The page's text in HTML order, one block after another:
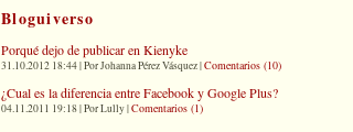
Bloguiverso
Porqué dejo de publicar en Kienyke
31.10.2012 18:44 | Por Johanna Pérez Vásquez |Comentarios (10)
¿Cual es la diferencia entre Facebook y Google Plus?
04.11.2011 19:18 | Por Lully |Comentarios (1)